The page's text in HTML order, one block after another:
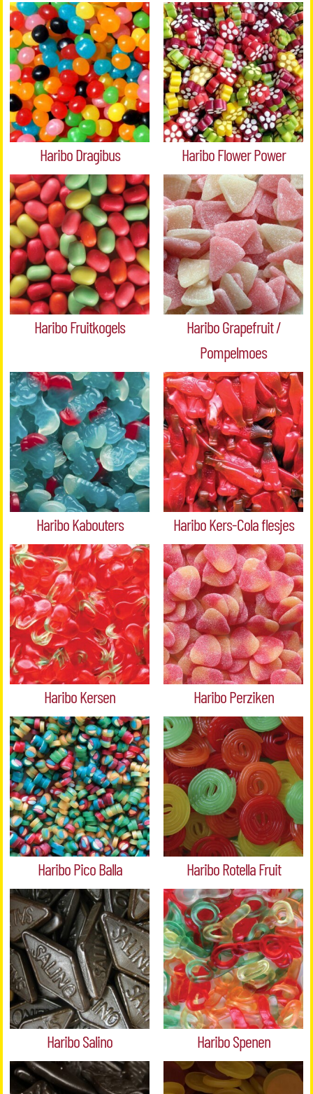
Haribo Dragibus Haribo Flower Power
Haribo Fruitkogels
Haribo Grapefruit /
Pompelmoes
Haribo Kabouters Haribo Kers-Cola flesjes
Haribo Kersen Haribo Perziken
Haribo Pico Balla Haribo Rotella Fruit
Haribo Salino Haribo Spenen